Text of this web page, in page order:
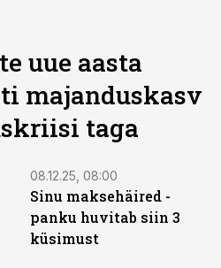
uue aasta
majanduskasv
taga
08.12.25, 08:00
Sinu maksehäired -
panku huvitab siin 3
küsimust